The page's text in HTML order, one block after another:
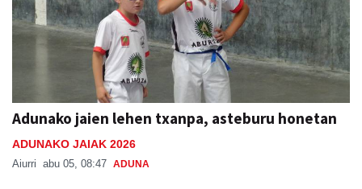
Adunako jaien lehen txanpa, asteburu honetan
ADUNAKO JAIAK 2026
Aiurri abu 05, 08:47 ADUNA